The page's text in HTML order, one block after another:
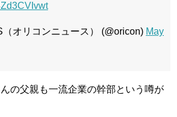
オリコンニュース） (@oricon) May
の父親も一流企業の幹部という噂が